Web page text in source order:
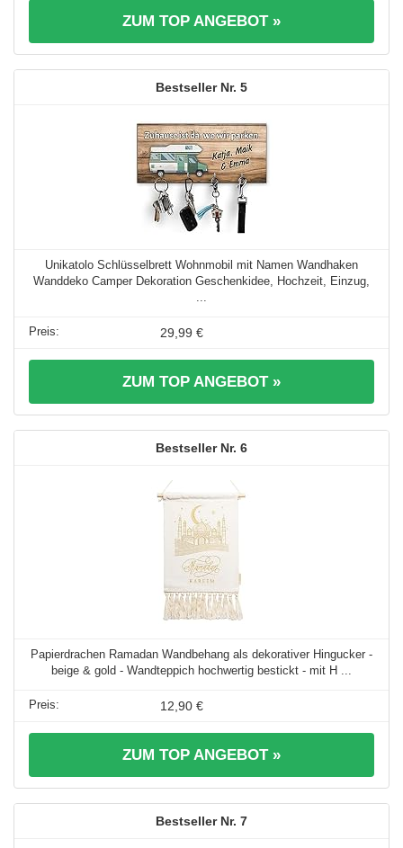
ZUM TOP ANGEBOT »
5
Unikatolo Schlüsselbrett Wohnmobil mit Namen Wandhaken
Wanddeko Camper Dekoration Geschenkidee, Hochzeit, Einzug,
29,99 €
ZUM TOP ANGEBOT »
6
Papierdrachen Ramadan Wandbehang als dekorativer Hingucker -
beige & gold - Wandteppich hochwertig bestickt - mit H ...
12,90 €
ZUM TOP ANGEBOT »
7